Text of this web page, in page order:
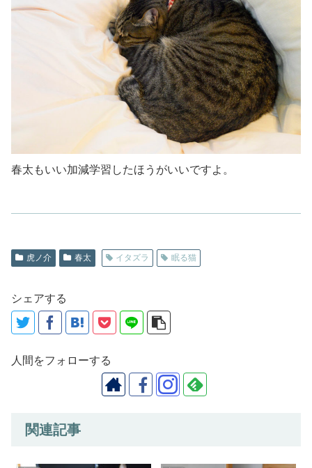
春太もいい加減学習したほうがいいですよ。
虎ノ介 春太 イタズラ 眠る猫
シェアする
人間をフォローする
関連記事